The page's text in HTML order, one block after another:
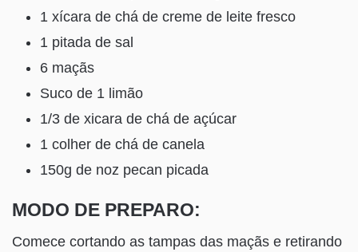
1 xícara de chá de creme de leite fresco
1 pitada de sal
6 maçãs
Suco de 1 limão
1/3 de xicara de chá de açúcar
1 colher de chá de canela
150g de noz pecan picada
MODO DE PREPARO:
Comece cortando as tampas das maçãs e retirando